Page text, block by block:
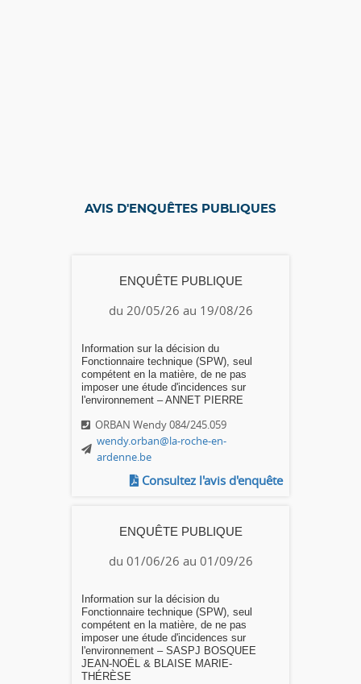
AVIS D'ENQUÊTES PUBLIQUES
ENQUÊTE PUBLIQUE
du 20/05/26 au 19/08/26
Information sur la décision du
Fonctionnaire technique (SPW), seul
compétent en la matière, de ne pas
imposer une étude d'incidences sur
l'environnement – ANNET PIERRE
ORBAN Wendy 084/245.059
wendy.orban@la-roche-en-
ardenne.be
Consultez l'avis d'enquête
ENQUÊTE PUBLIQUE
du 01/06/26 au 01/09/26
Information sur la décision du
Fonctionnaire technique (SPW), seul
compétent en la matière, de ne pas
imposer une étude d'incidences sur
l'environnement – SASPJ BOSQUEE
JEAN-NOËL & BLAISE MARIE-
THÉRÈSE